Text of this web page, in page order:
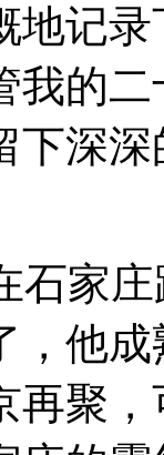
地记
我的
下深
石家
，他
再聚